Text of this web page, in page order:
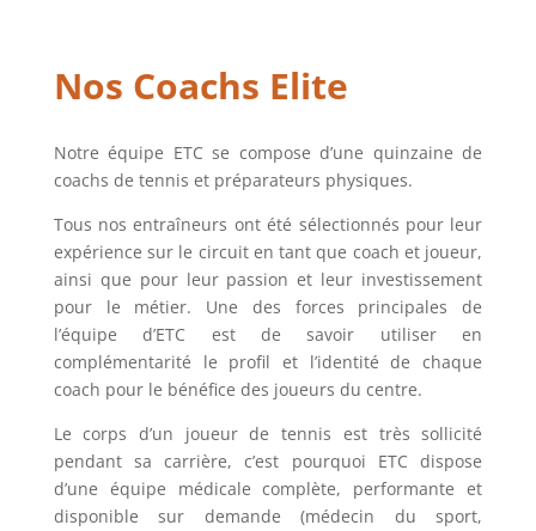
Nos Coachs Elite
Notre équipe ETC se compose d’une quinzaine de
coachs de tennis et préparateurs physiques.
Tous nos entraîneurs ont été sélectionnés pour leur
expérience sur le circuit en tant que coach et joueur,
ainsi que pour leur passion et leur investissement
pour le métier. Une des forces principales de
l’équipe d’ETC est de savoir utiliser en
complémentarité le profil et l’identité de chaque
coach pour le bénéfice des joueurs du centre.
Le corps d’un joueur de tennis est très sollicité
pendant sa carrière, c’est pourquoi ETC dispose
d’une équipe médicale complète, performante et
disponible sur demande (médecin du sport,